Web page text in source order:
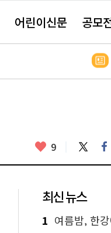
어린이신문 공모
좋
요
9 트
위
터
페
이
스
최신 뉴스
1 여름밤, 한강에